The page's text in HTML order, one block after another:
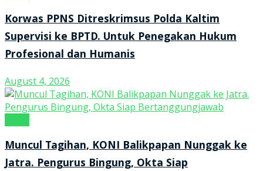
Korwas PPNS Ditreskrimsus Polda Kaltim
Supervisi ke BPTD. Untuk Penegakan Hukum
Profesional dan Humanis
August 4, 2026
Muncul Tagihan, KONI Balikpapan Nunggak ke
Jatra. Pengurus Bingung, Okta Siap